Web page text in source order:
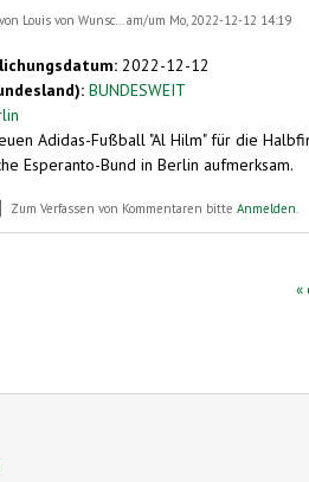
Louis von Wunsc... am/um Mo, 2022-12-12 14:19
2022-12-12
BUNDESWEIT
Adidas-Fußball "Al Hilm" für die
Esperanto-Bund in Berlin aufmerksam.
über WM-Fußbälle "Al Rihla" und "Al Hilm" mit
Zum Verfassen von Kommentaren bitte Anmelden
«